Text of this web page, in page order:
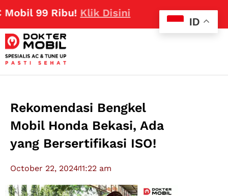
Ribu!Klik Disini
Rekomendasi Bengkel
Mobil Honda Bekasi, Ada
yang Bersertifikasi ISO!
October 22, 202411:22 am
ID